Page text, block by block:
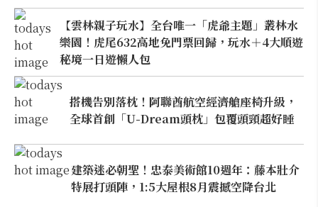
【雲林親子玩水】全台唯一「虎爺主題」叢林水
樂園！虎尾632高地免門票回歸，玩水＋4大順遊
秘境一日遊懶人包
搭機告別落枕！阿聯酋航空經濟艙座椅升級，
全球首創「U-Dream頭枕」包覆頭頸超好睡
建築迷必朝聖！忠泰美術館10週年：藤本壯介
特展打頭陣，1:5大屋根8月震撼空降台北